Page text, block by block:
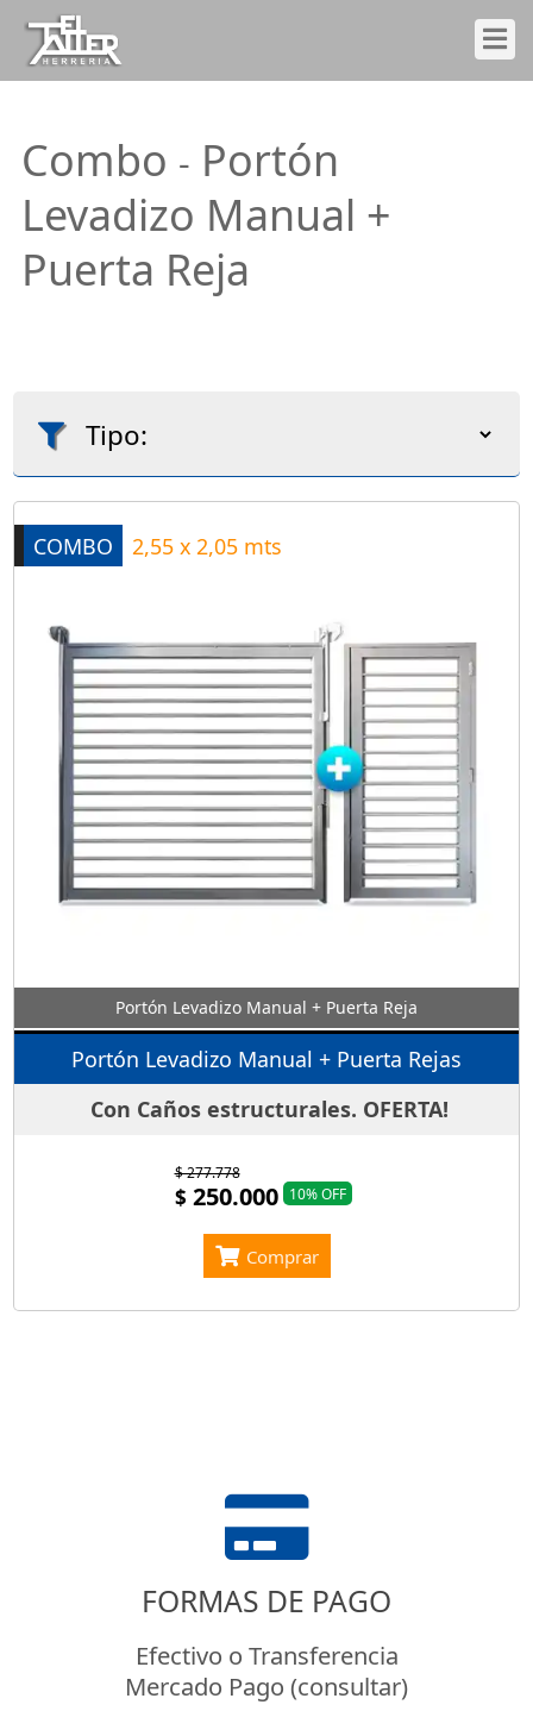
Combo - Portón
Levadizo Manual +
Puerta Reja
Portón Levadizo Manual + Puerta Reja
Portón Levadizo Manual + Puerta Rejas
Con Caños estructurales. OFERTA!
COMBO 2,55 x 2,05 mts
$ 250.000
$ 277.778
10% OFF
Comprar
FORMAS DE PAGO
Efectivo o Transferencia
Mercado Pago (consultar)